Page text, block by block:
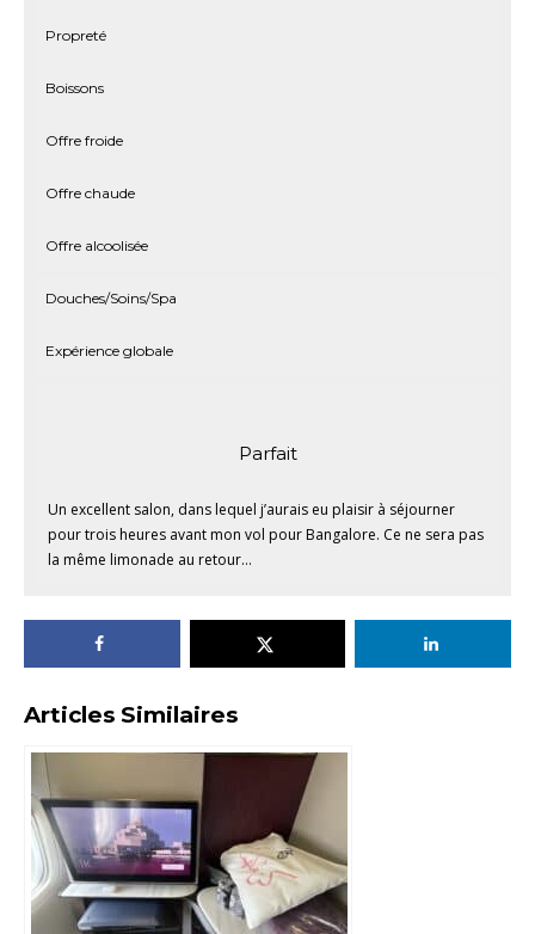
Propreté
Boissons
Offre froide
Offre chaude
Offre alcoolisée
Douches/Soins/Spa
Expérience globale
Parfait
Un excellent salon, dans lequel j’aurais eu plaisir à séjourner
pour trois heures avant mon vol pour Bangalore. Ce ne sera pas
la même limonade au retour…
Articles Similaires